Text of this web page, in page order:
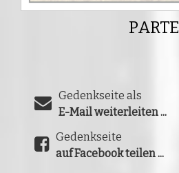
PARTE
Gedenkseite als
E-Mail weiterleiten ...
Gedenkseite
auf Facebook teilen ...